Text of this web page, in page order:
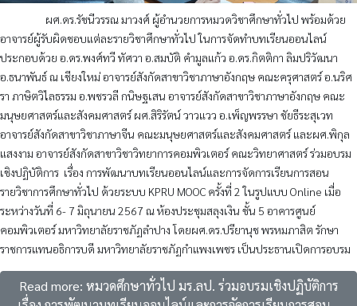
ผศ.ดร.รัชนีวรรณ มาวงศ์ ผู้อำนวยการหมวดวิชาศึกษาทั่วไป พร้อมด้วย
อาจารย์ผู้รับผิดชอบแต่ละรายวิชาศึกษาทั่วไป ในการจัดทำบทเรียนออนไลน์
ประกอบด้วย อ.ดร.พงศ์ทวี ทัศวา อ.สมบัติ คำมูลแก้ว อ.ดร.กิตติกา ลิมปริวัฒนา
อ.ธนาพันธ์ ณ เชียงใหม่ อาจารย์สังกัดสาขาวิชาภาษาอังกฤษ คณะครุศาสตร์ อ.นริศ
รา ภาษิตวิไลธรรม อ.พชรวลี กนิษฐเสน อาจารย์สังกัดสาขาวิชาภาษาอังกฤษ คณะ
มนุษยศาสตร์และสังคมศาสตร์ ผศ.สิริรัตน์ วาวแวว อ.เพ็ญพรรษา ชัยธีระสุเวท
อาจารย์สังกัดสาขาวิชาภาษาจีน คณะมนุษยศาสตร์และสังคมศาสตร์ และผศ.พิกุล
แสงงาม อาจารย์สังกัดสาขาวิชาวิทยาการคอมพิวเตอร์ คณะวิทยาศาสตร์ ร่วมอบรม
เชิงปฏิบัติการ เรื่อง การพัฒนาบทเรียนออนไลน์และการจัดการเรียนการสอน
รายวิชาการศึกษาทั่วไป ด้วยระบบ KPRU MOOC ครั้งที่ 2 ในรูปแบบ Online เมื่อ
ระหว่างวันที่ 6- 7 มิถุนายน 2567 ณ ห้องประชุมสลุงเงิน ชั้น 5 อาคารศูนย์
คอมพิวเตอร์ มหาวิทยาลัยราชภัฏลำปาง โดยผศ.ดร.ปรียานุช พรหมภาสิต รักษา
ราชการแทนอธิการบดี มหาวิทยาลัยราชภัฏกำแพงเพชร เป็นประธานเปิดการอบรม
Read more: หมวดศึกษาทั่วไป มร.ลป. ร่วมอบรมเชิงปฏิบัติการ